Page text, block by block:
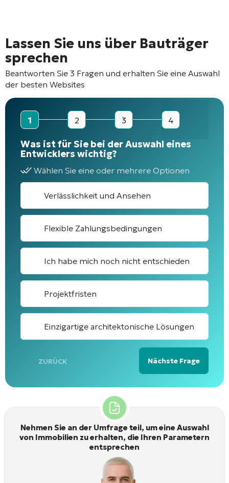
Lassen Sie uns über Bauträger
sprechen
Beantworten Sie 3 Fragen und erhalten Sie eine Auswahl
der besten Websites
1 2 3 4
Was ist für Sie bei der Auswahl eines
Entwicklers wichtig?
Wählen Sie eine oder mehrere Optionen
Verlässlichkeit und Ansehen
Flexible Zahlungsbedingungen
Ich habe mich noch nicht entschieden
Projektfristen
Einzigartige architektonische Lösungen
ZURÜCK Nächste Frage
Alternative:
Nehmen Sie an der Umfrage teil, um eine Auswahl
von Immobilien zu erhalten, die Ihren Parametern
entsprechen